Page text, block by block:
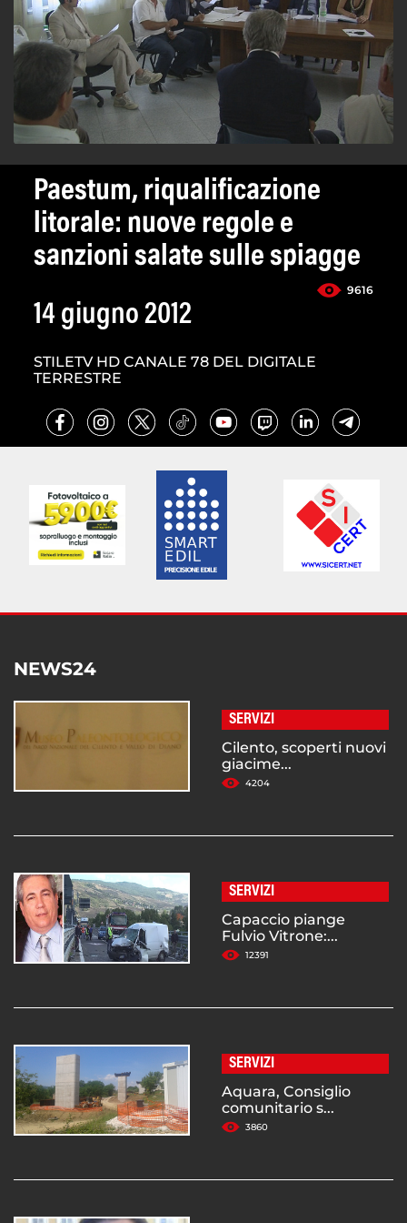
Paestum, riqualificazione
litorale: nuove regole e
sanzioni salate sulle spiagge
9616
14 giugno 2012
STILETV HD CANALE 78 DEL DIGITALE
TERRESTRE
NEWS24
SERVIZI
Cilento, scoperti nuovi
giacime...
4204
SERVIZI
Capaccio piange
Fulvio Vitrone:...
12391
SERVIZI
Aquara, Consiglio
comunitario s...
3860